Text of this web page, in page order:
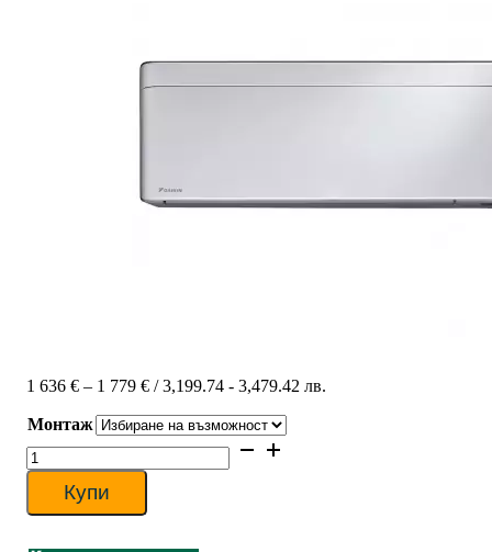
1 636 € – 1 779 €Price
1
636 €
/ 3,199.74 - 3,479.42 лв.
Монтаж
количество
за
Инверторен
климатик
Купи